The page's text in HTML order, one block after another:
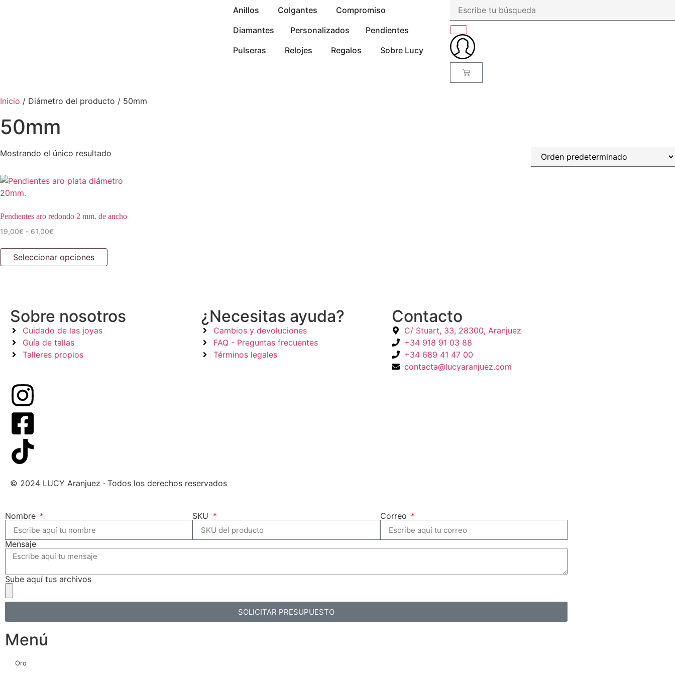
Anillos Colgantes
Compromiso
Diamantes
Personalizados
Pendientes
Pulseras
Relojes Regalos Sobre Lucy
Inicio / Diámetro del producto / 50mm
50mm
Mostrando el único resultado
Pendientes aro redondo 2 mm. de ancho
19,00€ - 61,00€
Seleccionar opciones
Sobre nosotros
Cuidado de las joyas
Guía de tallas
Talleres propios
¿Necesitas ayuda?
Cambios y devoluciones
FAQ - Preguntas frecuentes
Términos legales
Contacto
C/ Stuart, 33, 28300, Aranjuez
+34 918 91 03 88
+34 689 41 47 00
contacta@lucyaranjuez.com
© 2024 LUCY Aranjuez · Todos los derechos reservados
Nombre SKU Correo
Mensaje
Sube aquí tus archivos
SOLICITAR PRESUPUESTO
Menú
Oro